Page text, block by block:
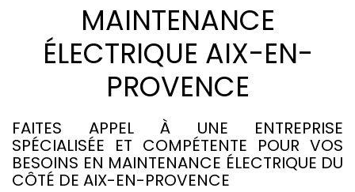
MAINTENANCE
ÉLECTRIQUE AIX-EN-
PROVENCE
FAITES APPEL À UNE ENTREPRISE
SPÉCIALISÉE ET COMPÉTENTE POUR VOS
BESOINS EN MAINTENANCE ÉLECTRIQUE DU
CÔTÉ DE AIX-EN-PROVENCE